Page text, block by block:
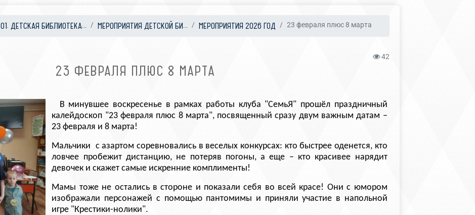
01. ДЕТСКАЯ БИБЛИОТЕКА... МЕРОПРИЯТИЯ ДЕТСКОЙ БИ... МЕРОПРИЯТИЯ 2026 ГОД 23 февраля плюс 8 марта
42
23 ФЕВРАЛЯ ПЛЮС 8 МАРТА
В минувшее воскресенье в рамках работы клуба "СемьЯ" прошёл праздничный
калейдоскоп "23 февраля плюс 8 марта", посвященный сразу двум важным датам –
23 февраля и 8 марта!
Мальчики с азартом соревновались в веселых конкурсах: кто быстрее оденется, кто
ловчее пробежит дистанцию, не потеряв погоны, а еще – кто красивее нарядит
девочек и скажет самые искренние комплименты!
Мамы тоже не остались в стороне и показали себя во всей красе! Они с юмором
изображали персонажей с помощью пантомимы и приняли участие в напольной
игре "Крестики-нолики".